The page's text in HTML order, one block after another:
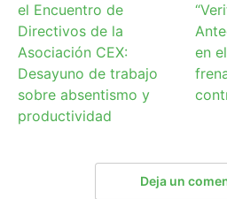
el Encuentro de
Directivos de la
Asociación CEX:
Desayuno de trabajo
sobre absentismo y
productividad
en
Deja un